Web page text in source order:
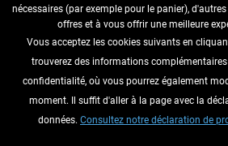
RENONCER AU CONTRAT ICI
INFORMATIONS
NE MANQUEZ PAS LES
nécessaires (par exemple pour le panier),
offres et à vous offrir une meilleure
Vous acceptez les cookies suivants en
trouverez des informations
confidentialité, où vous pourrez également
moment. Il suffit d'aller à la page avec la
données. Consultez notre déclaration de